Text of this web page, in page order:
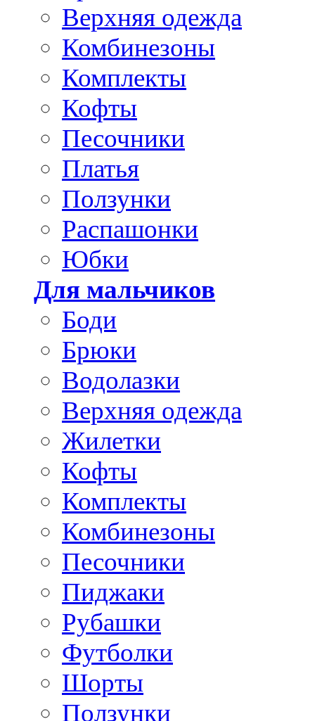
Верхняя одежда
Комбинезоны
Комплекты
Кофты
Песочники
Платья
Ползунки
Распашонки
Юбки
Для мальчиков
Боди
Брюки
Водолазки
Верхняя одежда
Жилетки
Кофты
Комплекты
Комбинезоны
Песочники
Пиджаки
Рубашки
Футболки
Шорты
Ползунки